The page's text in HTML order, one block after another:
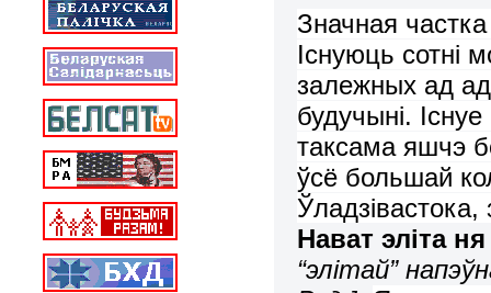
Значная
Існуюць сотні
залежных ад
будучыні. Існуе
таксама яшчэ
ўсё большай
Ўладзівастока,
Нават эліта ня
“элітай”